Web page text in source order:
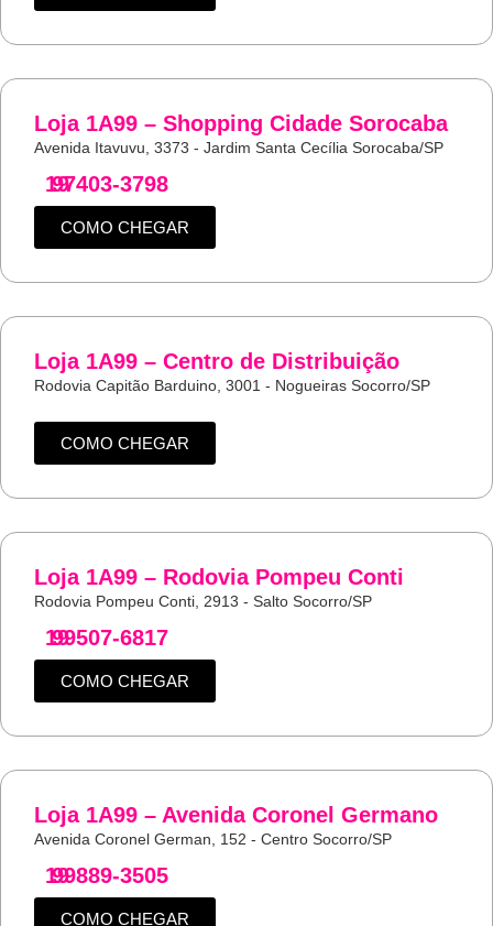
Loja 1A99 – Shopping Cidade Sorocaba
Avenida Itavuvu, 3373 - Jardim Santa Cecília Sorocaba/SP
19
97403-3798
COMO CHEGAR
Loja 1A99 – Centro de Distribuição
Rodovia Capitão Barduino, 3001 - Nogueiras Socorro/SP
COMO CHEGAR
Loja 1A99 – Rodovia Pompeu Conti
Rodovia Pompeu Conti, 2913 - Salto Socorro/SP
19
99507-6817
COMO CHEGAR
Loja 1A99 – Avenida Coronel Germano
Avenida Coronel German, 152 - Centro Socorro/SP
19
99889-3505
COMO CHEGAR